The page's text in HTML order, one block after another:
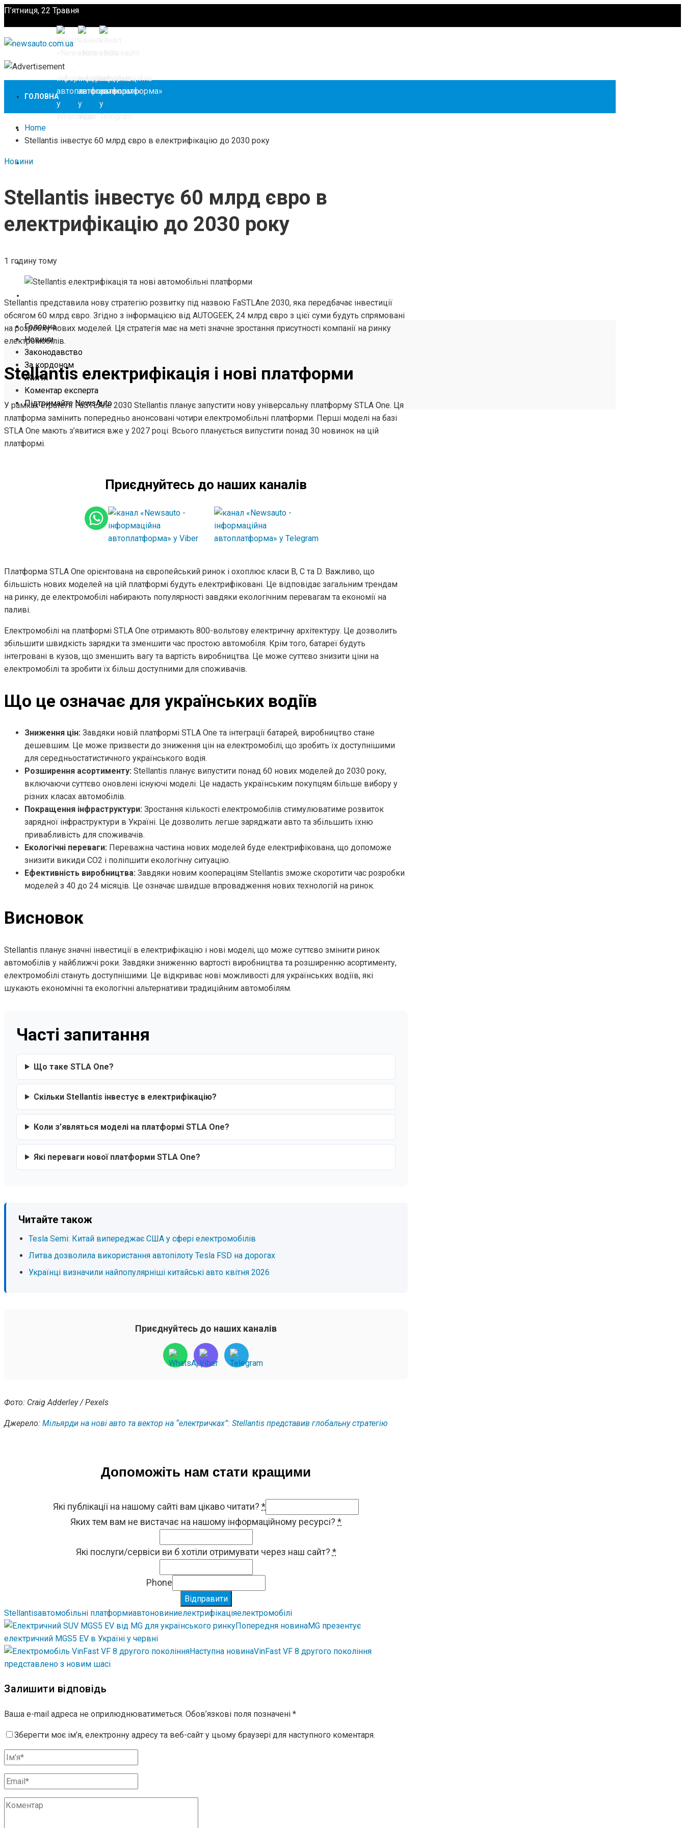
П’ятниця, 22 Травня
ГОЛОВНА
НОВИНИ
ЗАКОНОДАВСТВО
ЗА КОРДОНОМ
ЖИТТЯ
КОМЕНТАР ЕКСПЕРТА
Головна
Новини
Законодавство
За кордоном
Життя
Коментар експерта
Підтримайте NewsAuto
Home
Stellantis інвестує 60 млрд євро в електрифікацію до 2030 року
Новини
Stellantis інвестує 60 млрд євро в
електрифікацію до 2030 року
1 годину тому
Stellantis представила нову стратегію розвитку під назвою FaSTLAne 2030, яка передбачає інвестиції
обсягом 60 млрд євро. Згідно з інформацією від AUTOGEEK, 24 млрд євро з цієї суми будуть спрямовані
на розробку нових моделей. Ця стратегія має на меті значне зростання присутності компанії на ринку
електромобілів.
Stellantis електрифікація і нові платформи
У рамках стратегії FaSTLAne 2030 Stellantis планує запустити нову універсальну платформу STLA One. Ця
платформа замінить попередньо анонсовані чотири електромобільні платформи. Перші моделі на базі
STLA One мають з’явитися вже у 2027 році. Всього планується випустити понад 30 новинок на цій
платформі.
Приєднуйтесь до наших каналів
Платформа STLA One орієнтована на європейський ринок і охоплює класи B, C та D. Важливо, що
більшість нових моделей на цій платформі будуть електрифіковані. Це відповідає загальним трендам
на ринку, де електромобілі набирають популярності завдяки екологічним перевагам та економії на
паливі.
Електромобілі на платформі STLA One отримають 800-вольтову електричну архітектуру. Це дозволить
збільшити швидкість зарядки та зменшити час простою автомобіля. Крім того, батареї будуть
інтегровані в кузов, що зменшить вагу та вартість виробництва. Це може суттєво знизити ціни на
електромобілі та зробити їх більш доступними для споживачів.
Що це означає для українських водіїв
Зниження цін: Завдяки новій платформі STLA One та інтеграції батарей, виробництво стане
дешевшим. Це може призвести до зниження цін на електромобілі, що зробить їх доступнішими
для середньостатистичного українського водія.
Розширення асортименту: Stellantis планує випустити понад 60 нових моделей до 2030 року,
включаючи суттєво оновлені існуючі моделі. Це надасть українським покупцям більше вибору у
різних класах автомобілів.
Покращення інфраструктури: Зростання кількості електромобілів стимулюватиме розвиток
зарядної інфраструктури в Україні. Це дозволить легше заряджати авто та збільшить їхню
привабливість для споживачів.
Екологічні переваги: Переважна частина нових моделей буде електрифікована, що допоможе
знизити викиди CO2 і поліпшити екологічну ситуацію.
Ефективність виробництва: Завдяки новим коопераціям Stellantis зможе скоротити час розробки
моделей з 40 до 24 місяців. Це означає швидше впровадження нових технологій на ринок.
Висновок
Stellantis планує значні інвестиції в електрифікацію і нові моделі, що може суттєво змінити ринок
автомобілів у найближчі роки. Завдяки зниженню вартості виробництва та розширенню асортименту,
електромобілі стануть доступнішими. Це відкриває нові можливості для українських водіїв, які
шукають економічні та екологічні альтернативи традиційним автомобілям.
Часті запитання
Що таке STLA One?
Скільки Stellantis інвестує в електрифікацію?
Коли з’являться моделі на платформі STLA One?
Які переваги нової платформи STLA One?
Читайте також
Tesla Semi: Китай випереджає США у сфері електромобілів
Литва дозволила використання автопілоту Tesla FSD на дорогах
Українці визначили найпопулярніші китайські авто квітня 2026
Приєднуйтесь до наших каналів
Фото: Craig Adderley / Pexels
Джерело: Мільярди на нові авто та вектор на “електричках”: Stellantis представив глобальну стратегію
Допоможіть нам стати кращими
Які публікації на нашому сайті вам цікаво читати? *
Яких тем вам не вистачає на нашому інформаційному ресурсі? *
Які послуги/сервіси ви б хотіли отримувати через наш сайт? *
Phone
Відправити
Stellantisавтомобільні платформиавтоновиниелектрифікаціяелектромобілі
Попередня новинаMG презентує
електричний MGS5 EV в Україні у червні
Наступна новинаVinFast VF 8 другого покоління
представлено з новим шасі
Залишити відповідь
Ваша e-mail адреса не оприлюднюватиметься. Обов’язкові поля позначені *
Зберегти моє ім’я, електронну адресу та веб-сайт у цьому браузері для наступного коментаря.